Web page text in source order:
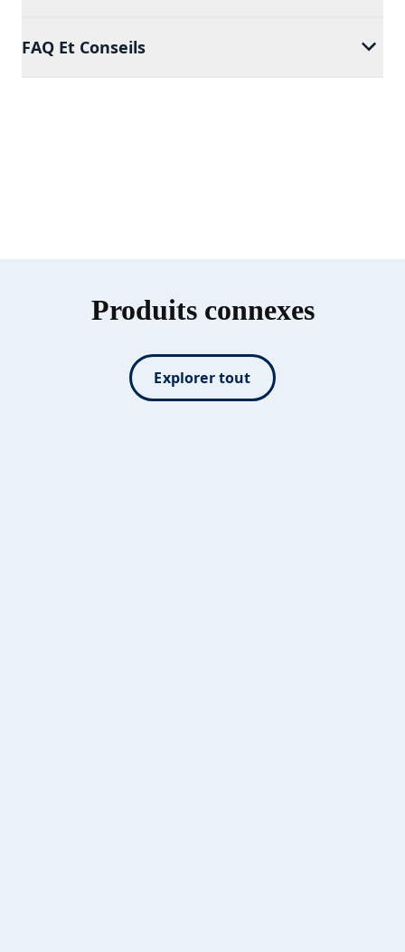
FAQ Et Conseils
Produits connexes
Explorer tout